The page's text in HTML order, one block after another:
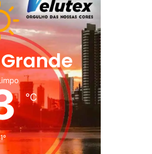
℃